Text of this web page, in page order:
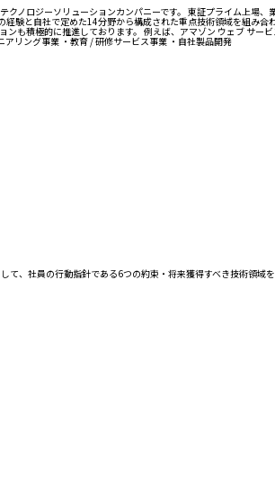
ノロジーソリューションカンパニーです。 東証プライム上場
と自社で定めた14分野から構成された重点技術領域を組み
も積極的に推進しております。 例えば、アマゾン ウェブ サ
リング事業 ・教育 / 研修サービス事業 ・自社製品開発
、社員の行動指針である6つの約束・将来獲得すべき技術領